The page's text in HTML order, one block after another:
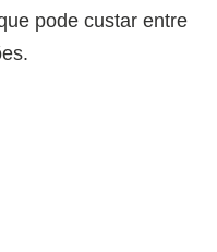
pode custar entre